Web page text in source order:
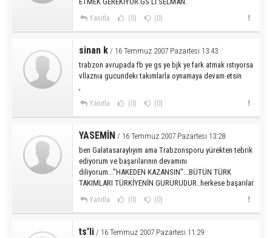
Yanıtla (0) (0)
sinan k / 16 Temmuz 2007 Pazartesi 13:43
trabzon avrupada fb ye gs ye bjk ye fark atmak ıstıyorsa
vllaznıa gucundekı takımlarla oynamaya devam etsin
,
Yanıtla (0) (0)
YASEMİN / 16 Temmuz 2007 Pazartesi 13:28
ben Galatasaraylıyım ama Trabzonsporu yürekten tebrik
ediyorum ve başarılarının devamını
diliyorum..."HAKEDEN KAZANSIN"...BÜTÜN TÜRK
TAKIMLARI TÜRKİYENİN GURURUDUR..herkese başarılar
Yanıtla (0) (0)
ts'li / 16 Temmuz 2007 Pazartesi 11:29